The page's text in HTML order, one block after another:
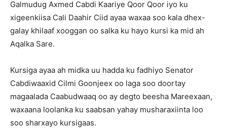
Galmudug Axmed Cabdi Kaariye Qoor Qoor iyo ku
xigeenkiisa Cali Daahir Ciid ayaa waxaa soo kala dhex-
galay khilaaf xooggan oo salka ku hayo kursi ka mid ah
Aqalka Sare.
Kursiga ayaa ah midka uu hadda ku fadhiyo Senator
Cabdiwaaxid Cilmi Goonjeex oo laga soo doortay
magaalada Caabudwaaq oo ay degto beesha Mareexaan,
waxaana loolanka ku saabsan yahay musharaxiinta loo
soo sharxayo kursigaas.